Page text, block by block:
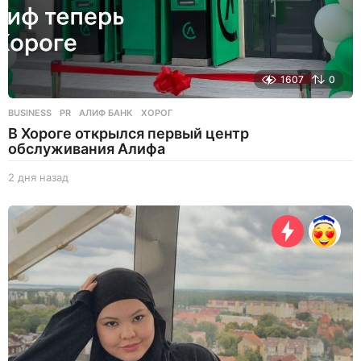
1607 0
BUSINESS ,PR АЛИФ БАНК ,ХОРОГ
В Хороге открылся первый центр
обслуживания Алифа
2 дня назад
н
я
н
а
а
д